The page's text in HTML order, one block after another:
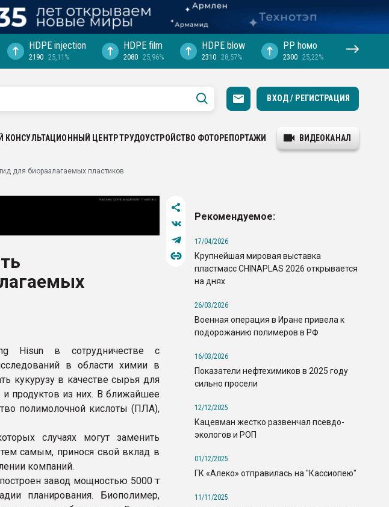
HDPE injection
2190 25,11%
HDPE film
2080 25,96%
HDPE blow
2310 28,57%
PP hомо
2300 25,22%
ВХОД / РЕГИСТРАЦИЯ
КОНСУЛЬТАЦИОННЫЙ ЦЕНТРТРУДОУСТРОЙСТВО ФОТОРЕПОРТАЖИ ВИДЕОКАНАЛ
для биоразлагаемых пластиков
Hisun в сотрудничестве с
в области химии в
кукурузу в качестве сырья для
и продуктов из них. В ближайшее
полимолочной кислоты (ПЛА),
случаях могут заменить
самым, принося свой вклад в
компаний.
завод мощностью 5000 т
планирования. Биополимер,
Рекомендуемое:
17/04/2026
Крупнейшая мировая выставка
пластмасс CHINAPLAS 2026 открывается
на днях
26/03/2026
Военная операция в Иране привела к
подорожанию полимеров в РФ
16/03/2026
Показатели нефтехимиков в 2025 году
сильно просели
12/12/2025
Кацевман жестко развенчал псевдо-
экологов и РОП
01/12/2025
ГК «Алеко» отправилась на "Кассиопею"
11/11/2025